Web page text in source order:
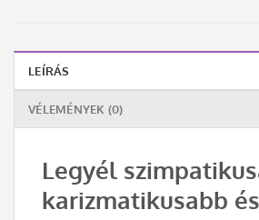
LEÍRÁS
VÉLEMÉNYEK (0)
Legyél
karizmatikusabb és